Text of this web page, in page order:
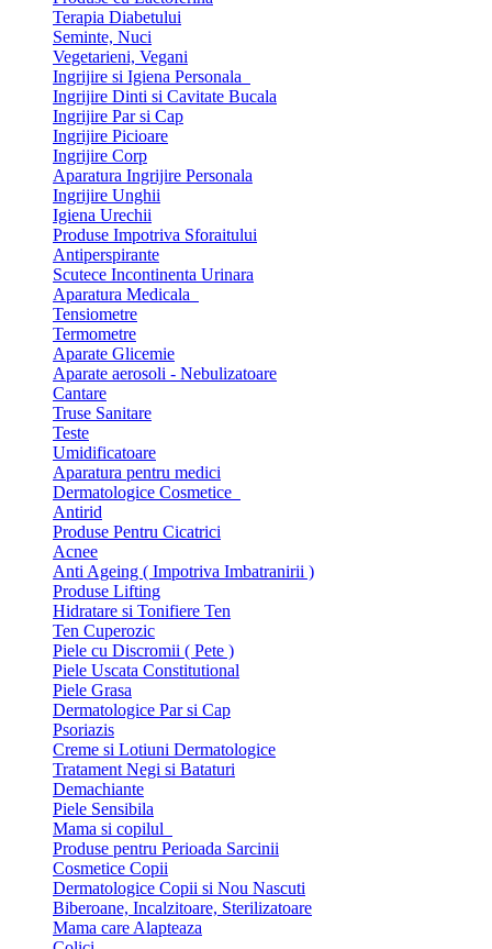
Terapia Diabetului
Seminte, Nuci
Vegetarieni, Vegani
Ingrijire si Igiena Personala
Ingrijire Dinti si Cavitate Bucala
Ingrijire Par si Cap
Ingrijire Picioare
Ingrijire Corp
Aparatura Ingrijire Personala
Ingrijire Unghii
Igiena Urechii
Produse Impotriva Sforaitului
Antiperspirante
Scutece Incontinenta Urinara
Aparatura Medicala
Tensiometre
Termometre
Aparate Glicemie
Aparate aerosoli - Nebulizatoare
Cantare
Truse Sanitare
Teste
Umidificatoare
Aparatura pentru medici
Dermatologice Cosmetice
Antirid
Produse Pentru Cicatrici
Acnee
Anti Ageing ( Impotriva Imbatranirii )
Produse Lifting
Hidratare si Tonifiere Ten
Ten Cuperozic
Piele cu Discromii ( Pete )
Piele Uscata Constitutional
Piele Grasa
Dermatologice Par si Cap
Psoriazis
Creme si Lotiuni Dermatologice
Tratament Negi si Bataturi
Demachiante
Piele Sensibila
Mama si copilul
Produse pentru Perioada Sarcinii
Cosmetice Copii
Dermatologice Copii si Nou Nascuti
Biberoane, Incalzitoare, Sterilizatoare
Mama care Alapteaza